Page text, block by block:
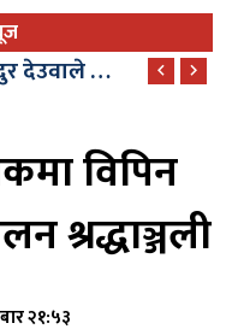
कांग्रेसको राष्ट्रिय भेलालाई शेरबहादुर देउवाले सम्बोधन गर्ने, भेला साउन २९ देखि
विपिन
श्रद्धाञ्जली
२१:५३